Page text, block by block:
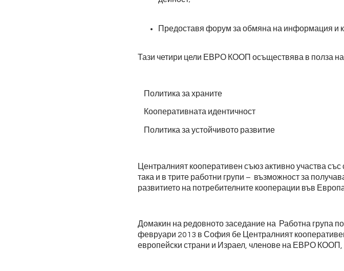
Предоставя форум за обмяна на информация и
Тази четири цели ЕВРО КООП осъществява в полза на
Политика за храните
Кооперативната идентичност
Политика за устойчивото развитие
Централният кооперативен съюз активно участва
така и в трите работни групи – възможност за
развитието на потребителните кооперации във
Домакин на редовното заседание на Работна група
февруари 2013 в София бе Централният
европейски страни и Израел, членове на ЕВРО КООП,